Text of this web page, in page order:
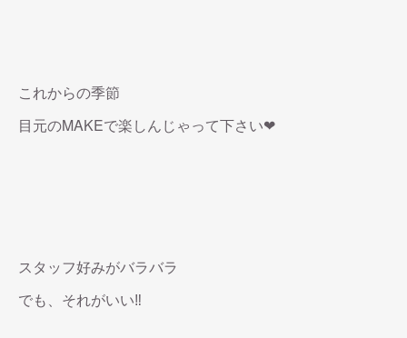
これからの季節
目元のMAKEで楽しんじゃって下さい❤︎
スタッフ好みがバラバラ
でも、それがいい‼︎